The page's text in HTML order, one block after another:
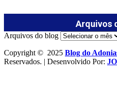
Arquivos
Arquivos do blog
Copyright © 2025 Blog do
Reservados. | Desenvolvido Por: